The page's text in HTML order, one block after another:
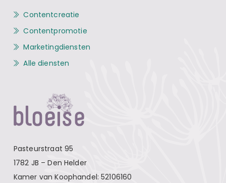
Pasteurstraat 95
1782 JB – Den Helder
Kamer van Koophandel: 52106160
Contentcreatie
Contentpromotie
Marketingdiensten
Alle diensten